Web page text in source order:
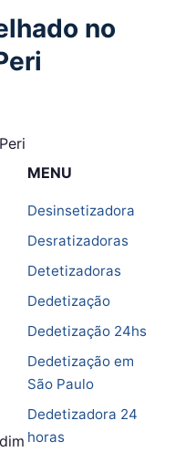
no
MENU
Desinsetizadora
Desratizadoras
Detetizadoras
Dedetização
Dedetização 24hs
Dedetização em
São Paulo
Dedetizadora 24
horas